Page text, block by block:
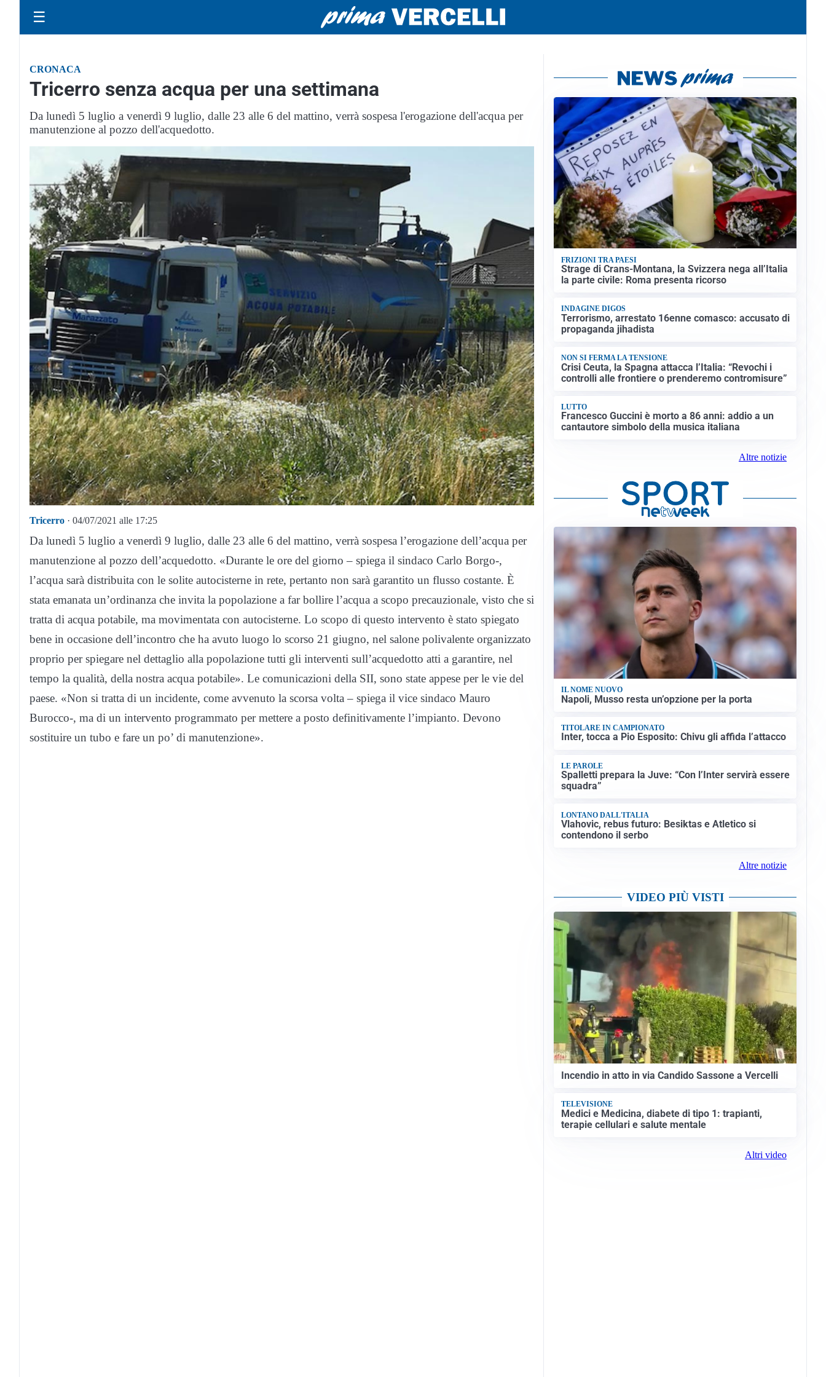
☰
CRONACA
Tricerro senza acqua per una settimana
Da lunedì 5 luglio a venerdì 9 luglio, dalle 23 alle 6 del mattino, verrà sospesa l'erogazione dell'acqua per
manutenzione al pozzo dell'acquedotto.
Tricerro · 04/07/2021 alle 17:25
Da lunedì 5 luglio a venerdì 9 luglio, dalle 23 alle 6 del mattino, verrà sospesa l’erogazione dell’acqua per
manutenzione al pozzo dell’acquedotto. «Durante le ore del giorno – spiega il sindaco Carlo Borgo-,
l’acqua sarà distribuita con le solite autocisterne in rete, pertanto non sarà garantito un flusso costante. È
stata emanata un’ordinanza che invita la popolazione a far bollire l’acqua a scopo precauzionale, visto che si
tratta di acqua potabile, ma movimentata con autocisterne. Lo scopo di questo intervento è stato spiegato
bene in occasione dell’incontro che ha avuto luogo lo scorso 21 giugno, nel salone polivalente organizzato
proprio per spiegare nel dettaglio alla popolazione tutti gli interventi sull’acquedotto atti a garantire, nel
tempo la qualità, della nostra acqua potabile». Le comunicazioni della SII, sono state appese per le vie del
paese. «Non si tratta di un incidente, come avvenuto la scorsa volta – spiega il vice sindaco Mauro
Burocco-, ma di un intervento programmato per mettere a posto definitivamente l’impianto. Devono
sostituire un tubo e fare un po’ di manutenzione».
FRIZIONI TRA PAESI
Strage di Crans-Montana, la Svizzera nega all’Italia
la parte civile: Roma presenta ricorso
INDAGINE DIGOS
Terrorismo, arrestato 16enne comasco: accusato di
propaganda jihadista
NON SI FERMA LA TENSIONE
Crisi Ceuta, la Spagna attacca l’Italia: “Revochi i
controlli alle frontiere o prenderemo contromisure”
LUTTO
Francesco Guccini è morto a 86 anni: addio a un
cantautore simbolo della musica italiana
Altre notizie
IL NOME NUOVO
Napoli, Musso resta un’opzione per la porta
TITOLARE IN CAMPIONATO
Inter, tocca a Pio Esposito: Chivu gli affida l’attacco
LE PAROLE
Spalletti prepara la Juve: “Con l’Inter servirà essere
squadra”
LONTANO DALL'ITALIA
Vlahovic, rebus futuro: Besiktas e Atletico si
contendono il serbo
Altre notizie
VIDEO PIÙ VISTI
Incendio in atto in via Candido Sassone a Vercelli
TELEVISIONE
Medici e Medicina, diabete di tipo 1: trapianti,
terapie cellulari e salute mentale
Altri video